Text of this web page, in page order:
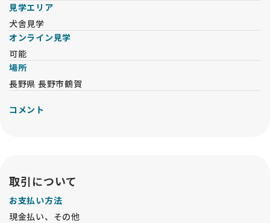
見学エリア
犬舎見学
オンライン見学
可能
場所
長野県 長野市鶴賀
コメント
取引について
お支払い方法
現金払い、その他